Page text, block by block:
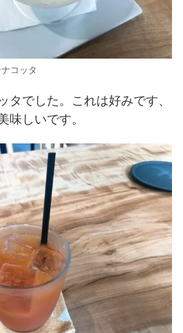
コッタ
タでした。これは好みです、
味しいです。